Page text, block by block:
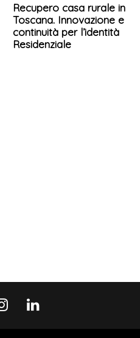
Recupero casa rurale in
Toscana. Innovazione e
continuità per l’identità
Residenziale